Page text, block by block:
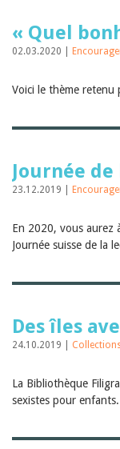
« Quel
02.03.2020 |
Voici le thème
Journée
23.12.2019 |
En 2020, vous aurez
Journée suisse de la
Des îles
24.10.2019 |
La Bibliothèque
sexistes pour enfants.